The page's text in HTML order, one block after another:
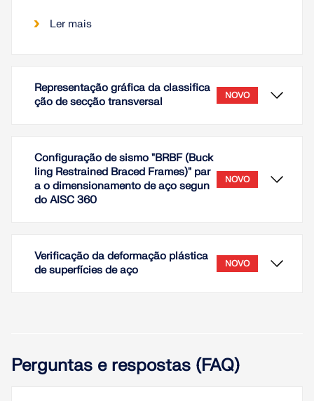
Ler mais
Representação gráfica da classifica
ção de secção transversal
NOVO
de dimensionamento dos módulos
Dimensionamento de aço e Dimensionamento de
Configuração de sismo "BRBF (Buck
ling Restrained Braced Frames)" par
a o dimensionamento de aço segun
do AISC 360
NOVO
Verificação da deformação plástica
de superfícies de aço
NOVO
Perguntas e respostas (FAQ)